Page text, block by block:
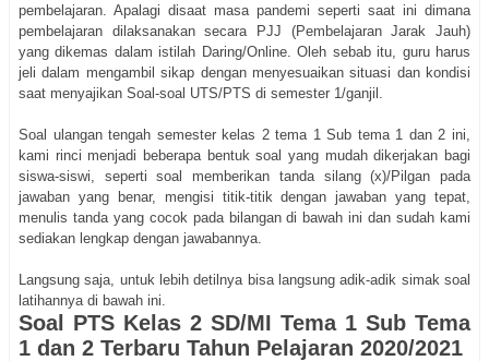
pembelajaran. Apalagi disaat masa pandemi seperti saat ini dimana
pembelajaran dilaksanakan secara PJJ (Pembelajaran Jarak Jauh)
yang dikemas dalam istilah Daring/Online. Oleh sebab itu, guru harus
jeli dalam mengambil sikap dengan menyesuaikan situasi dan kondisi
saat menyajikan Soal-soal UTS/PTS di semester 1/ganjil.
Soal ulangan tengah semester kelas 2 tema 1 Sub tema 1 dan 2 ini,
kami rinci menjadi beberapa bentuk soal yang mudah dikerjakan bagi
siswa-siswi, seperti soal memberikan tanda silang (x)/Pilgan pada
jawaban yang benar, mengisi titik-titik dengan jawaban yang tepat,
menulis tanda yang cocok pada bilangan di bawah ini dan sudah kami
sediakan lengkap dengan jawabannya.
Langsung saja, untuk lebih detilnya bisa langsung adik-adik simak soal
latihannya di bawah ini.
Soal PTS Kelas 2 SD/MI Tema 1 Sub Tema
1 dan 2 Terbaru Tahun Pelajaran 2020/2021